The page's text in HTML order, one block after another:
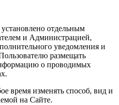
отдельным
и Администрацией,
уведомления и
размещать
о проводимых
время изменять способ, вид и
на Сайте.